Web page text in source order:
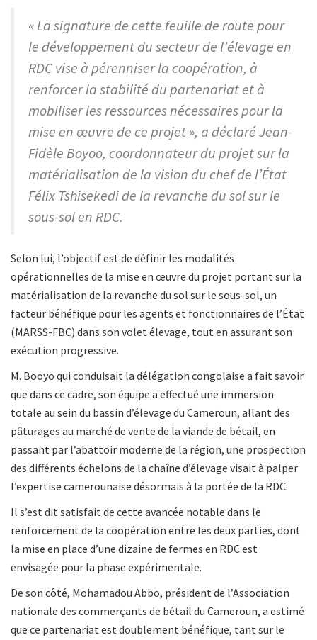
« La signature de cette feuille de route pour
le développement du secteur de l’élevage en
RDC vise à pérenniser la coopération, à
renforcer la stabilité du partenariat et à
mobiliser les ressources nécessaires pour la
mise en œuvre de ce projet », a déclaré Jean-
Fidèle Boyoo, coordonnateur du projet sur la
matérialisation de la vision du chef de l’État
Félix Tshisekedi de la revanche du sol sur le
sous-sol en RDC.
Selon lui, l’objectif est de définir les modalités
opérationnelles de la mise en œuvre du projet portant sur la
matérialisation de la revanche du sol sur le sous-sol, un
facteur bénéfique pour les agents et fonctionnaires de l’État
(MARSS-FBC) dans son volet élevage, tout en assurant son
exécution progressive.
M. Booyo qui conduisait la délégation congolaise a fait savoir
que dans ce cadre, son équipe a effectué une immersion
totale au sein du bassin d’élevage du Cameroun, allant des
pâturages au marché de vente de la viande de bétail, en
passant par l’abattoir moderne de la région, une prospection
des différents échelons de la chaîne d’élevage visait à palper
l’expertise camerounaise désormais à la portée de la RDC.
Il s’est dit satisfait de cette avancée notable dans le
renforcement de la coopération entre les deux parties, dont
la mise en place d’une dizaine de fermes en RDC est
envisagée pour la phase expérimentale.
De son côté, Mohamadou Abbo, président de l’Association
nationale des commerçants de bétail du Cameroun, a estimé
que ce partenariat est doublement bénéfique, tant sur le